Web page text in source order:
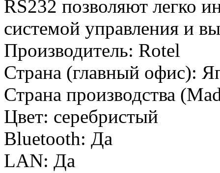
RS232 позволяют легко
системой управления и
Производитель: Rotel
Страна (главный офис):
Страна производства
Цвет: серебристый
Bluetooth: Да
LAN: Да